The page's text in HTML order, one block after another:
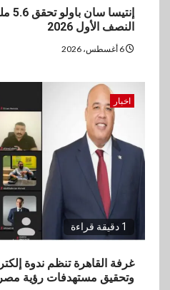
النصف الأول 2026
اخبار
1 دقيقة قراءة
غرفة القاهرة تنظم ندوة
وتحقيق مستهدفات رؤية مصر 2030